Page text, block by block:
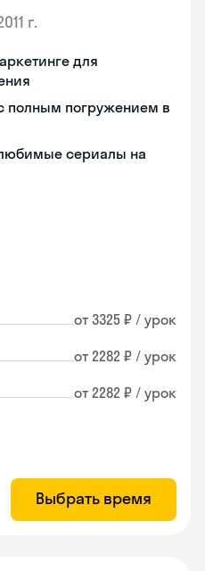
г.
для
полным погружением в
сериалы на
от 3325 ₽ / урок
от 2282 ₽ / урок
от 2282 ₽ / урок
Выбрать время